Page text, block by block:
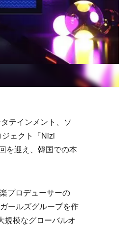
テインメント、ソ
ェクト『Nizi
を迎え、韓国での本
プロデューサーの
ールズグループを作
規模なグローバルオ